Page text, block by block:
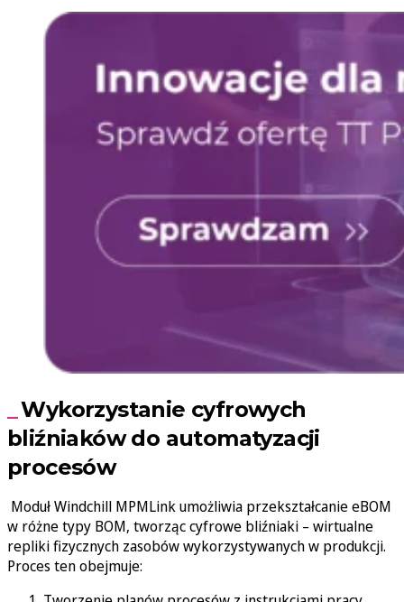
Wykorzystanie cyfrowych
bliźniaków do automatyzacji
procesów
Moduł Windchill MPMLink umożliwia przekształcanie eBOM
w różne typy BOM, tworząc cyfrowe bliźniaki – wirtualne
repliki fizycznych zasobów wykorzystywanych w produkcji.
Proces ten obejmuje: